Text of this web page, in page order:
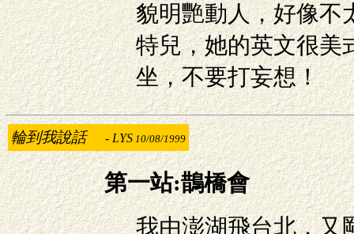
貌明艷動人，好像不
特兒，她的英文很美
坐，不要打妄想！
輪到我說話- LYS 10/08/1999
第一站:鵲橋會
我由澎湖飛台北，又